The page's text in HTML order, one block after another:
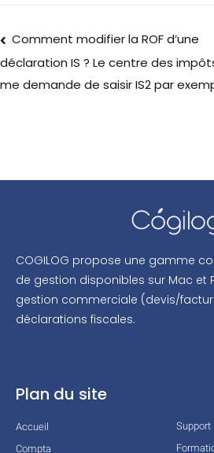
Comment modifier la ROF d’une
déclaration IS ? Le centre des
me demande de saisir IS2 par
COGILOG propose une gamme
de gestion disponibles sur Mac et
gestion commerciale (devis/
déclarations fiscales.
Plan du site
Accueil
Compta
Support